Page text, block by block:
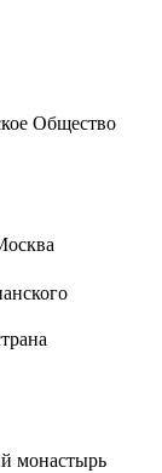
Общество
монастырь